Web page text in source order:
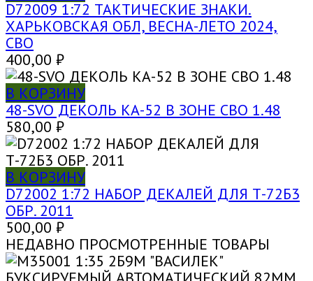
D72009 1:72 ТАКТИЧЕСКИЕ ЗНАКИ.
ХАРЬКОВСКАЯ ОБЛ, ВЕСНА-ЛЕТО 2024,
СВО
400,00 ₽
В КОРЗИНУ
48-SVO ДЕКОЛЬ КА-52 В ЗОНЕ СВО 1.48
580,00 ₽
В КОРЗИНУ
D72002 1:72 НАБОР ДЕКАЛЕЙ ДЛЯ Т-72Б3
ОБР. 2011
500,00 ₽
НЕДАВНО ПРОСМОТРЕННЫЕ ТОВАРЫ